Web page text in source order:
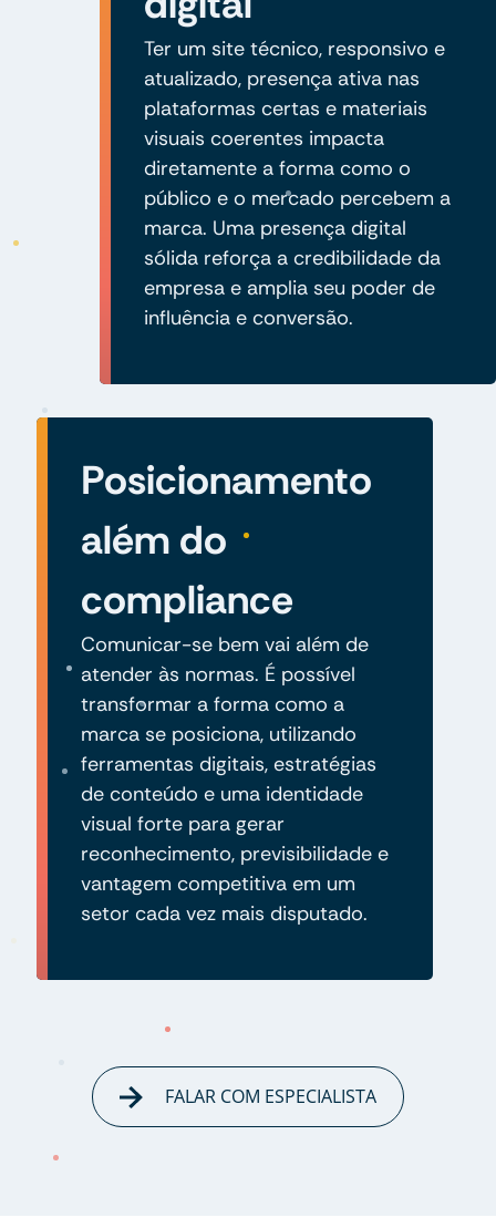
Ter um site técnico, responsivo e
atualizado, presença ativa nas
plataformas certas e materiais
visuais coerentes impacta
diretamente a forma como o
público e o mercado percebem a
marca. Uma presença digital
sólida reforça a credibilidade da
empresa e amplia seu poder de
influência e conversão.
Posicionamento
além do
compliance
Comunicar-se bem vai além de
atender às normas. É possível
transformar a forma como a
marca se posiciona, utilizando
ferramentas digitais, estratégias
de conteúdo e uma identidade
visual forte para gerar
reconhecimento, previsibilidade e
vantagem competitiva em um
setor cada vez mais disputado.
FALAR COM ESPECIALISTA